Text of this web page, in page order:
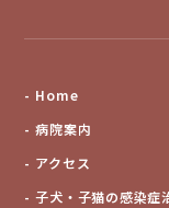
Home
病院案内
アクセス
子犬・子猫の感染症